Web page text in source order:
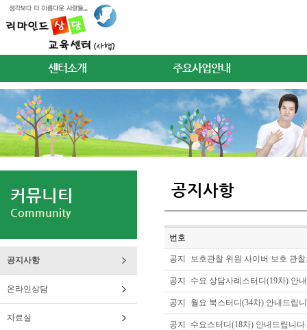
센터소개 주요사업안내
커뮤니티
Community
공지사항
온라인상담
자료실
공지사항
번호
공지 보호관찰 위원 사이버 보호 관
공지 수요 상담사례스터디(19차) 안
공지 월요 북스터디(34차) 안내드립
공지 수요스터디(18차) 안내드립니다.